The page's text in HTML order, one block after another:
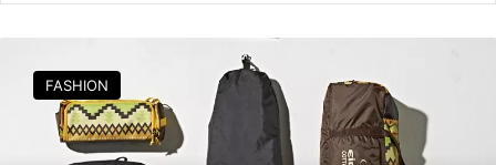
FASHION